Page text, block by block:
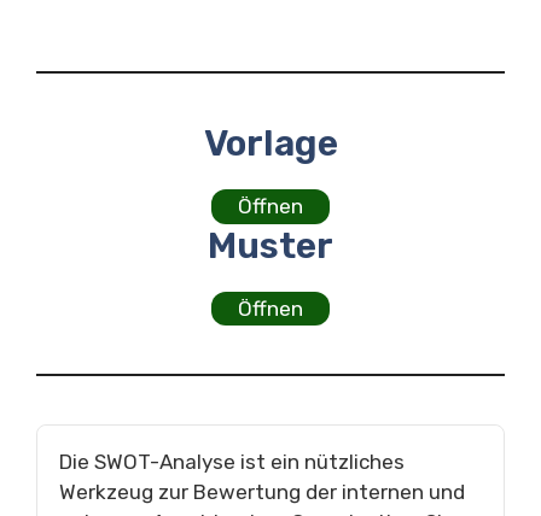
Vorlage
Öffnen
Muster
Öffnen
Die SWOT-Analyse ist ein nützliches
Werkzeug zur Bewertung der internen und